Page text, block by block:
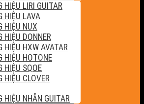
HIỆU LIRI GUITAR
HIỆU LAVA
HIỆU NUX
HIỆU DONNER
HIỆU HXW AVATAR
HIỆU HOTONE
HIỆU SQOE
HIỆU CLOVER
HIỆU NHẪN GUITAR